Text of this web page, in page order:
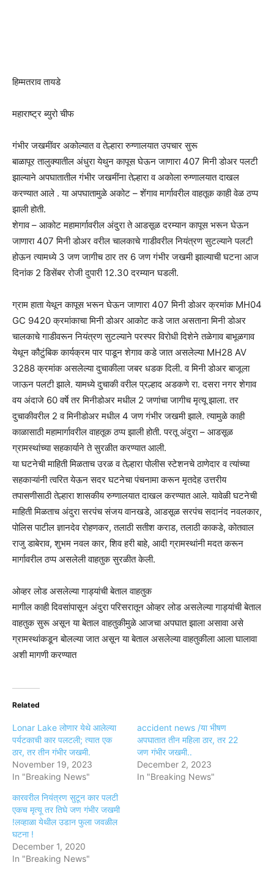
हिम्मतराव तायडे
महाराष्ट्र ब्युरो चीफ
गंभीर जखमींवर अकोल्यात व तेल्हारा रुग्णालयात उपचार सुरू
बाळापूर तालुक्यातील अंधुरा येथुन कापूस घेऊन जाणारा 407 मिनी डोअर पलटी
झाल्याने अपघातातील गंभीर जखमींना तेल्हारा व अकोला रुग्णालयात दाखल
करण्यात आले . या अपघातामुळे अकोट – शेंगाव मार्गावरील वाहतूक काही वेळ ठप्प
झाली होती.
शेगाव – आकोट महामार्गावरील अंदुरा ते आडसूळ दरम्यान कापूस भरून घेऊन
जाणारा 407 मिनी डोअर वरील चालकाचे गाडीवरील नियंत्रण सुटल्याने पलटी
होऊन त्यामध्ये 3 जण जागीच ठार तर 6 जण गंभीर जखमी झाल्याची घटना आज
दिनांक 2 डिसेंबर रोजी दुपारी 12.30 दरम्यान घडली.
ग्राम हाता येथून कापूस भरून घेऊन जाणारा 407 मिनी डोअर क्रमांक MH04
GC 9420 क्रमांकाचा मिनी डोअर आकोट कडे जात असताना मिनी डोअर
चालकाचे गाडीवरून नियंत्रण सुटल्याने परस्पर विरोधी दिशेने तळेगाव बाभूळगाव
येथून कौटुंबिक कार्यक्रम पार पाडून शेगाव कडे जात असलेल्या MH28 AV
3288 क्रमांक असलेल्या दुचाकीला जबर धडक दिली. व मिनी डोअर बाजूला
जाऊन पलटी झाले. यामध्ये दुचाकी वरील प्रल्हाद अडकणे रा. दसरा नगर शेगाव
वय अंदाजे 60 वर्षे तर मिनीडोअर मधील 2 जणांचा जागीच मृत्यू झाला. तर
दुचाकीवरील 2 व मिनीडोअर मधील 4 जण गंभीर जखमी झाले. त्यामुळे काही
काळासाठी महामार्गावरील वाहतूक ठप्प झाली होती. परतू अंदुरा – आडसूळ
ग्रामस्थांच्या सहकार्याने ते सुरळीत करण्यात आली.
या घटनेची माहिती मिळताच उरळ व तेल्हारा पोलीस स्टेशनचे ठाणेदार व त्यांच्या
सहकाऱ्यांनी त्वरित येऊन सदर घटनेचा पंचनामा करून मृतदेह उत्तरीय
तपासणीसाठी तेल्हारा शासकीय रुग्णालयात दाखल करण्यात आले. यावेळी घटनेची
माहिती मिळताच अंदुरा सरपंच संजय वानखडे, आडसूळ सरपंच सदानंद नवलकार,
पोलिस पाटील ज्ञानदेव रोहणकर, तलाठी सतीश कराड, तलाठी काकडे, कोतवाल
राजु डाबेराव, शुभम नवल कार, शिव हरी बाहे, आदी ग्रामस्थांनी मदत करून
मार्गावरील ठप्प असलेली वाहतुक सुरळीत केली.
ओव्हर लोड असलेल्या गाड्यांची बेताल वाहतुक
मागील काही दिवसांपासून अंदुरा परिसरातून ओव्हर लोड असलेल्या गाड्यांची बेताल
वाहतुक सुरू असून या बेताल वाहतुकीमुळे आजचा अपघात झाला असावा असे
ग्रामस्थांकडून बोलल्या जात असून या बेताल असलेल्या वाहतुकीला आला घालावा
अशी मागणी करण्यात
Related
Lonar Lake लोणार येथे आलेल्या
पर्यटकाची कार पलटली; त्यात एक
ठार, तर तीन गंभीर जखमी.
November 19, 2023
In "Breaking News"
accident news /या भीषण
अपघातात तीन महिला ठार, तर 22
जण गंभीर जखमी..
December 2, 2023
In "Breaking News"
कारवरील नियंत्रण सुटून कार पलटी
एकच मृत्यू तर तिघे जण गंभीर जखमी
!लव्हाळा येथील उडान फुला जवळील
घटना !
December 1, 2020
In "Breaking News"